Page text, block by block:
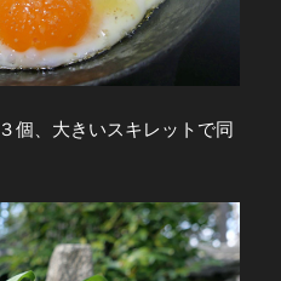
個、大きいスキレットで同